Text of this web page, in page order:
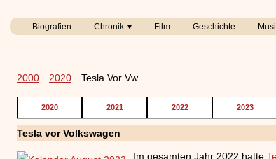
Biografien Chronik Film Geschichte
2000 2020 Tesla Vor Vw
2020 2021 2022 2023
Tesla vor Volkswagen
Im gesamten Jahr 2022 hatte